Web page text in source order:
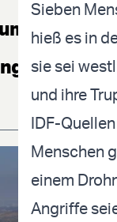
Sieben
hieß es in
sie sei
und ihre
IDF-
Menschen
einem
Angriffe